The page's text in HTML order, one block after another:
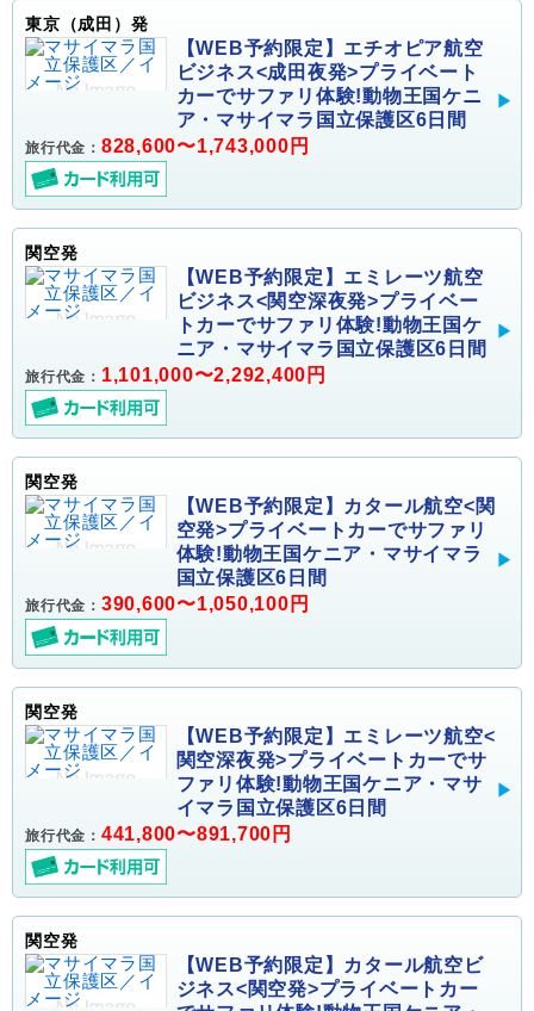
東京（成田）発
【WEB予約限定】エチオピア航空
ビジネス<成田夜発>プライベート
カーでサファリ体験!動物王国ケニ
ア・マサイマラ国立保護区6日間
旅行代金： 828,600〜1,743,000円
関空発
【WEB予約限定】エミレーツ航空
ビジネス<関空深夜発>プライベー
トカーでサファリ体験!動物王国ケ
ニア・マサイマラ国立保護区6日間
旅行代金： 1,101,000〜2,292,400円
関空発
【WEB予約限定】カタール航空<関
空発>プライベートカーでサファリ
体験!動物王国ケニア・マサイマラ
国立保護区6日間
旅行代金： 390,600〜1,050,100円
関空発
【WEB予約限定】エミレーツ航空<
関空深夜発>プライベートカーでサ
ファリ体験!動物王国ケニア・マサ
イマラ国立保護区6日間
旅行代金： 441,800〜891,700円
関空発
【WEB予約限定】カタール航空ビ
ジネス<関空発>プライベートカー